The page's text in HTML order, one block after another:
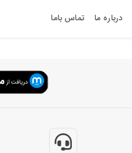
درباره ما تماس باما